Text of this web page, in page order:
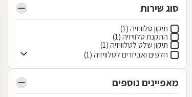
סוג שירות
תיקון טלוויזיה (1)
התקנת טלוויזיה (1)
תיקון שלט לטלוויזיה (1)
חלפים ואביזרים לטלוויזיה (1)
מאפיינים נוספים